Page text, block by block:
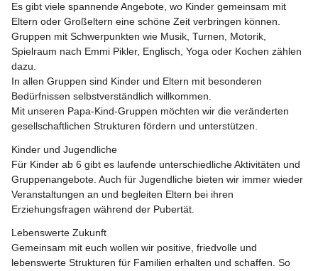
Es gibt viele spannende Angebote, wo Kinder gemeinsam mit
Eltern oder Großeltern eine schöne Zeit verbringen können.
Gruppen mit Schwerpunkten wie Musik, Turnen, Motorik,
Spielraum nach Emmi Pikler, Englisch, Yoga oder Kochen zählen
dazu.
In allen Gruppen sind Kinder und Eltern mit besonderen
Bedürfnissen selbstverständlich willkommen.
Mit unseren Papa-Kind-Gruppen möchten wir die veränderten
gesellschaftlichen Strukturen fördern und unterstützen.
Kinder und Jugendliche
Für Kinder ab 6 gibt es laufende unterschiedliche Aktivitäten und
Gruppenangebote. Auch für Jugendliche bieten wir immer wieder
Veranstaltungen an und begleiten Eltern bei ihren
Erziehungsfragen während der Pubertät.
Lebenswerte Zukunft
Gemeinsam mit euch wollen wir positive, friedvolle und
lebenswerte Strukturen für Familien erhalten und schaffen. So